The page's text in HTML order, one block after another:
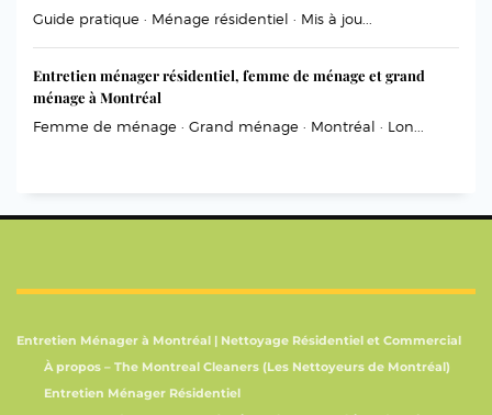
Guide pratique · Ménage résidentiel · Mis à jou...
Entretien ménager résidentiel, femme de ménage et grand
ménage à Montréal
Femme de ménage · Grand ménage · Montréal · Lon...
Entretien Ménager à Montréal | Nettoyage Résidentiel et Commercial
À propos – The Montreal Cleaners (Les Nettoyeurs de Montréal)
Entretien Ménager Résidentiel